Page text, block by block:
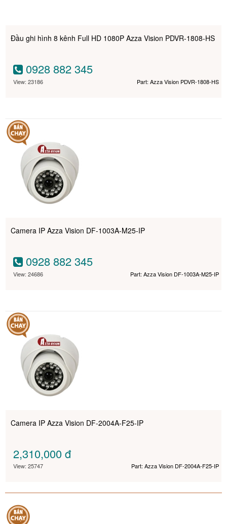
Đầu ghi hình 8 kênh Full HD 1080P Azza Vision PDVR-1808-HS
0928 882 345
View: 23186 Part: Azza Vision PDVR-1808-HS
Camera IP Azza Vision DF-1003A-M25-IP
0928 882 345
View: 24686 Part: Azza Vision DF-1003A-M25-IP
Camera IP Azza Vision DF-2004A-F25-IP
2,310,000đ
View: 25747 Part: Azza Vision DF-2004A-F25-IP